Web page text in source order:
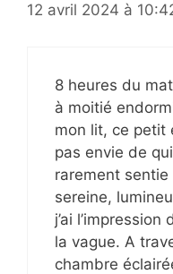
12 avril 2024 à
8 heures du
à moitié
mon lit, ce petit
pas envie de
rarement
sereine,
j’ai
la vague. A
chambre